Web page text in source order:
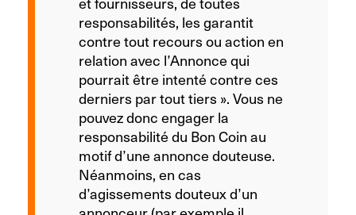
responsabilités, les garantit
contre tout recours ou action en
relation avec l’Annonce qui
pourrait être intenté contre ces
derniers par tout tiers ». Vous ne
pouvez donc engager la
responsabilité du Bon Coin au
motif d’une annonce douteuse.
Néanmoins, en cas
d’agissements douteux d’un